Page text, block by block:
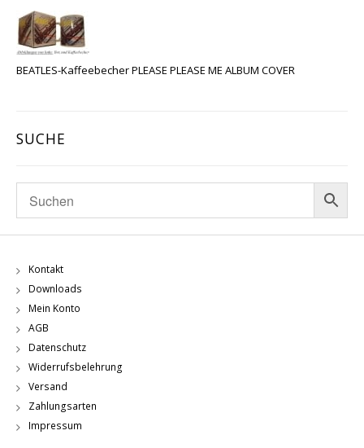
BEATLES-Kaffeebecher PLEASE PLEASE ME ALBUM COVER
SUCHE
Kontakt
Downloads
Mein Konto
AGB
Datenschutz
Widerrufsbelehrung
Versand
Zahlungsarten
Impressum